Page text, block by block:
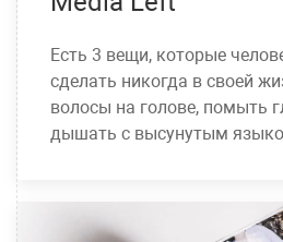
Есть 3 вещи, которые
сделать никогда в своей
волосы на голове, помыть
дышать с высунутым